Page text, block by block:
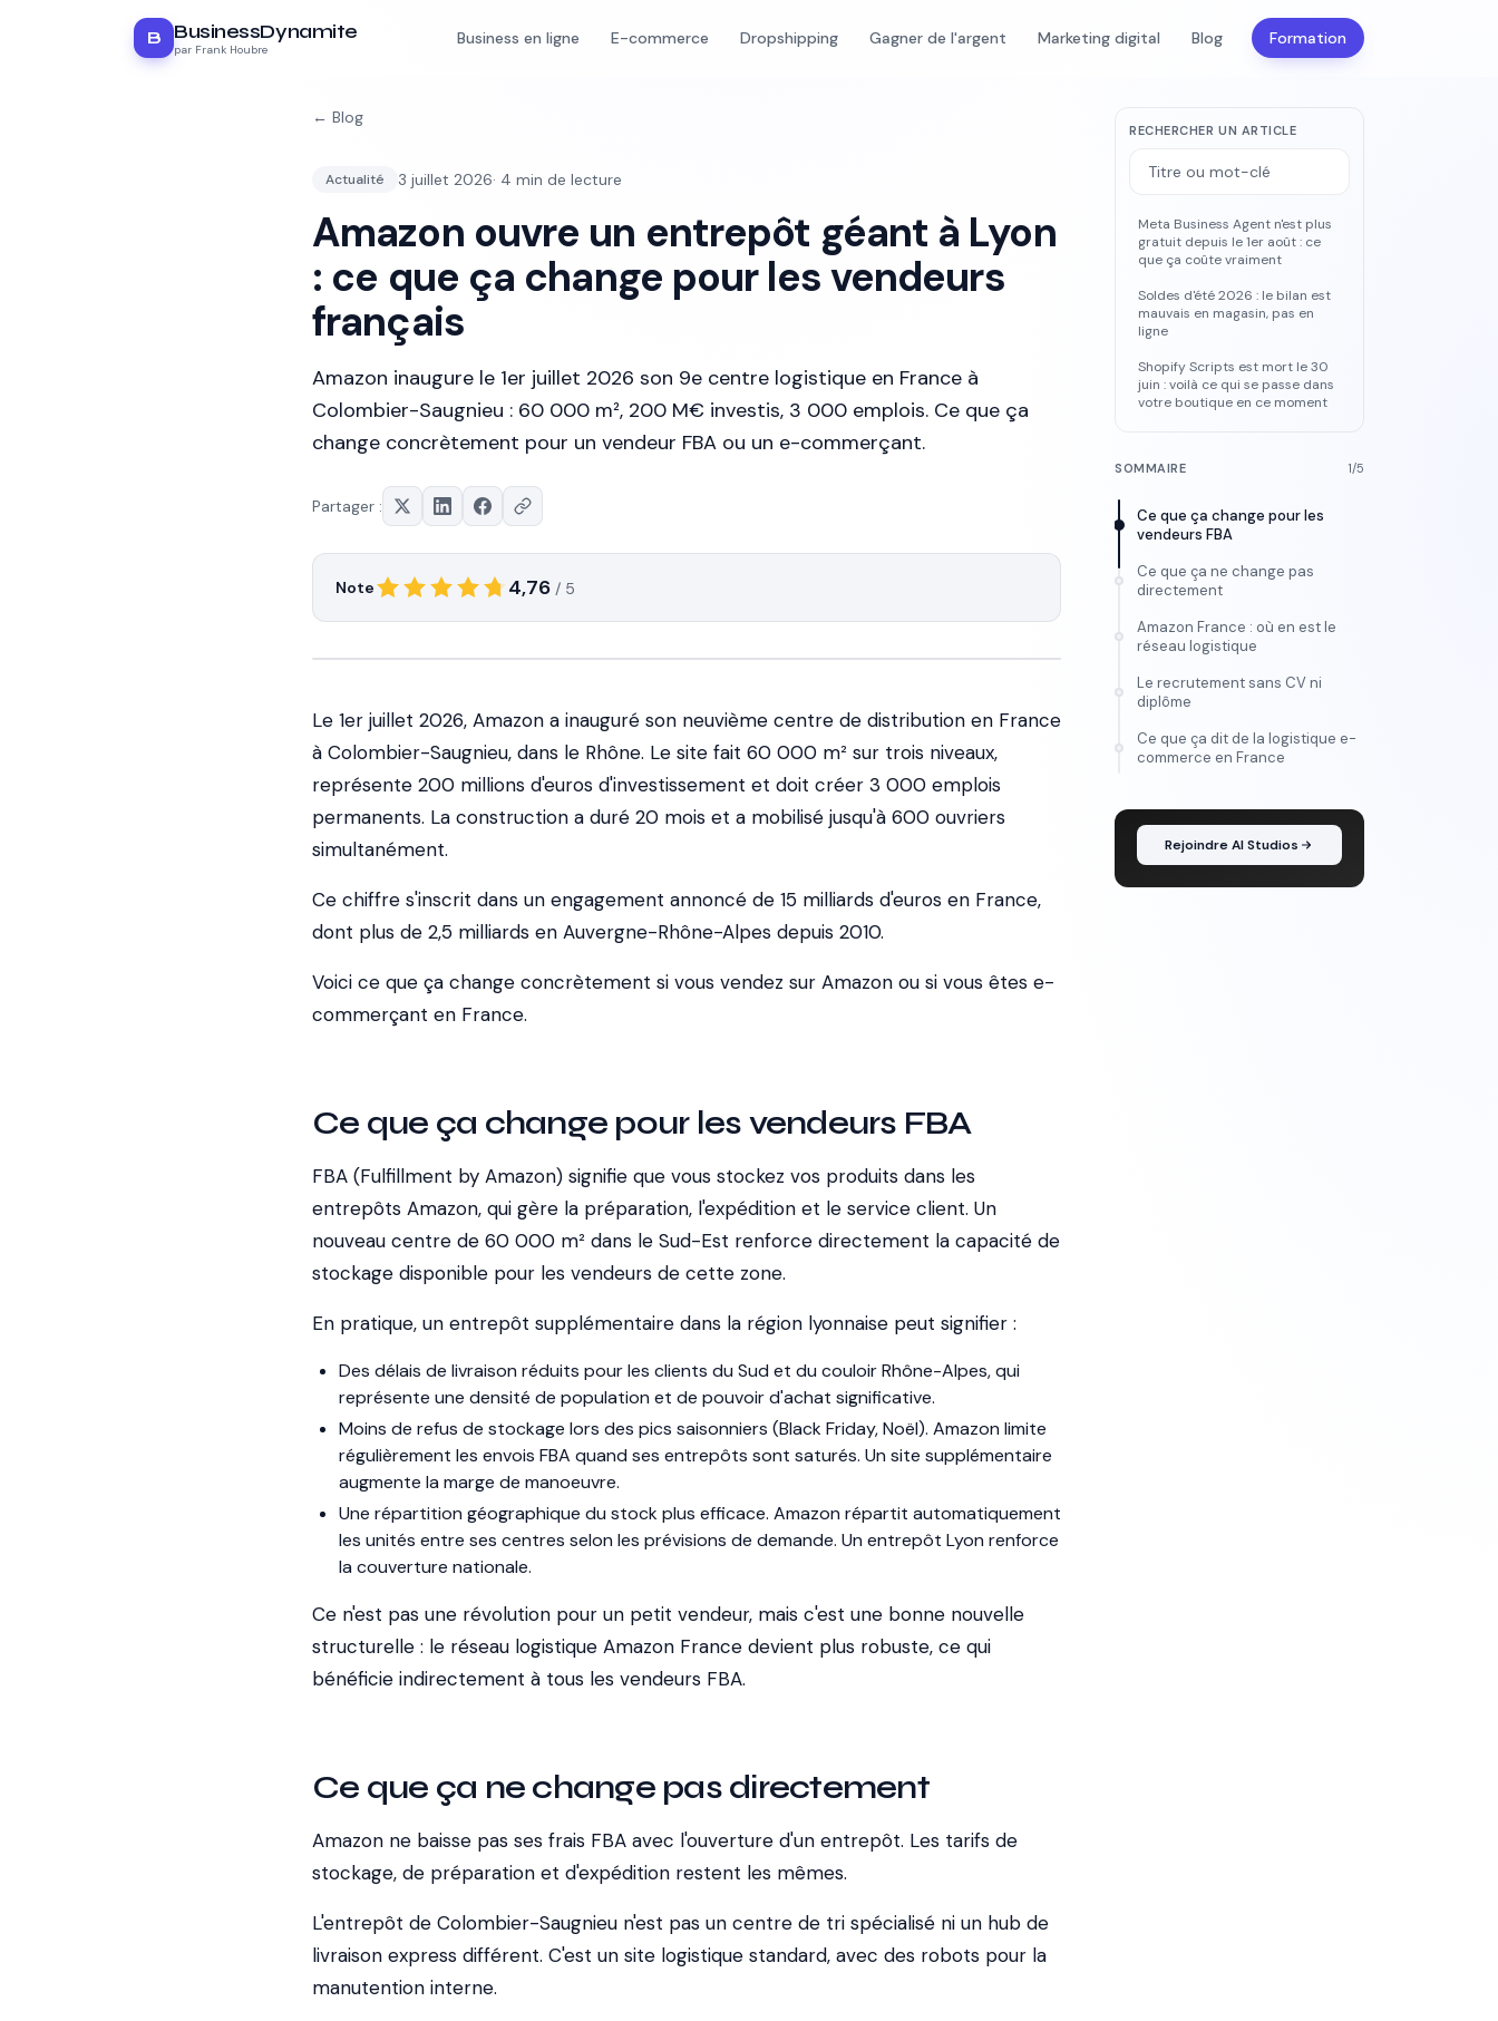
B BusinessDynamite
par Frank Houbre
Business en ligne E-commerce Dropshipping Gagner de l'argent Marketing digital Blog Formation
← Blog
Actualité 3 juillet 2026· 4 min de lecture
Amazon ouvre un entrepôt géant à Lyon
: ce que ça change pour les vendeurs
français
Amazon inaugure le 1er juillet 2026 son 9e centre logistique en France à
Colombier-Saugnieu : 60 000 m², 200 M€ investis, 3 000 emplois. Ce que ça
change concrètement pour un vendeur FBA ou un e-commerçant.
Partager :
Note 4,76 / 5
Le 1er juillet 2026, Amazon a inauguré son neuvième centre de distribution en France
à Colombier-Saugnieu, dans le Rhône. Le site fait 60 000 m² sur trois niveaux,
représente 200 millions d'euros d'investissement et doit créer 3 000 emplois
permanents. La construction a duré 20 mois et a mobilisé jusqu'à 600 ouvriers
simultanément.
Ce chiffre s'inscrit dans un engagement annoncé de 15 milliards d'euros en France,
dont plus de 2,5 milliards en Auvergne-Rhône-Alpes depuis 2010.
Voici ce que ça change concrètement si vous vendez sur Amazon ou si vous êtes e-
commerçant en France.
Ce que ça change pour les vendeurs FBA
FBA (Fulfillment by Amazon) signifie que vous stockez vos produits dans les
entrepôts Amazon, qui gère la préparation, l'expédition et le service client. Un
nouveau centre de 60 000 m² dans le Sud-Est renforce directement la capacité de
stockage disponible pour les vendeurs de cette zone.
En pratique, un entrepôt supplémentaire dans la région lyonnaise peut signifier :
Des délais de livraison réduits pour les clients du Sud et du couloir Rhône-Alpes, qui
représente une densité de population et de pouvoir d'achat significative.
Moins de refus de stockage lors des pics saisonniers (Black Friday, Noël). Amazon limite
régulièrement les envois FBA quand ses entrepôts sont saturés. Un site supplémentaire
augmente la marge de manoeuvre.
Une répartition géographique du stock plus efficace. Amazon répartit automatiquement
les unités entre ses centres selon les prévisions de demande. Un entrepôt Lyon renforce
la couverture nationale.
Ce n'est pas une révolution pour un petit vendeur, mais c'est une bonne nouvelle
structurelle : le réseau logistique Amazon France devient plus robuste, ce qui
bénéficie indirectement à tous les vendeurs FBA.
Ce que ça ne change pas directement
Amazon ne baisse pas ses frais FBA avec l'ouverture d'un entrepôt. Les tarifs de
stockage, de préparation et d'expédition restent les mêmes.
L'entrepôt de Colombier-Saugnieu n'est pas un centre de tri spécialisé ni un hub de
livraison express différent. C'est un site logistique standard, avec des robots pour la
manutention interne.
RECHERCHER UN ARTICLE
Meta Business Agent n'est plus
gratuit depuis le 1er août : ce
que ça coûte vraiment
Soldes d'été 2026 : le bilan est
mauvais en magasin, pas en
ligne
Shopify Scripts est mort le 30
juin : voilà ce qui se passe dans
votre boutique en ce moment
SOMMAIRE 1/5
Ce que ça change pour les
vendeurs FBA
Ce que ça ne change pas
directement
Amazon France : où en est le
réseau logistique
Le recrutement sans CV ni
diplôme
Ce que ça dit de la logistique e-
commerce en France
FORMATION
Rejoindre AI Studios